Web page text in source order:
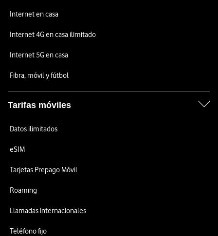
Internet en casa
Internet 4G en casa ilimitado
Internet 5G en casa
Fibra, móvil y fútbol
Tarifas móviles
Datos ilimitados
eSIM
Tarjetas Prepago Móvil
Roaming
Llamadas internacionales
Teléfono fijo